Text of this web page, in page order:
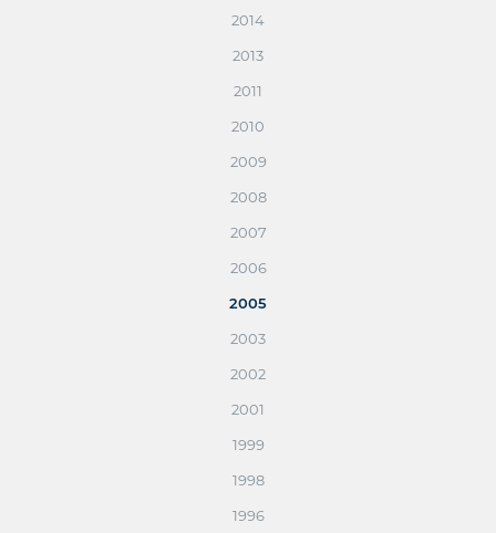
2014
2013
2011
2010
2009
2008
2007
2006
2005
2003
2002
2001
1999
1998
1996